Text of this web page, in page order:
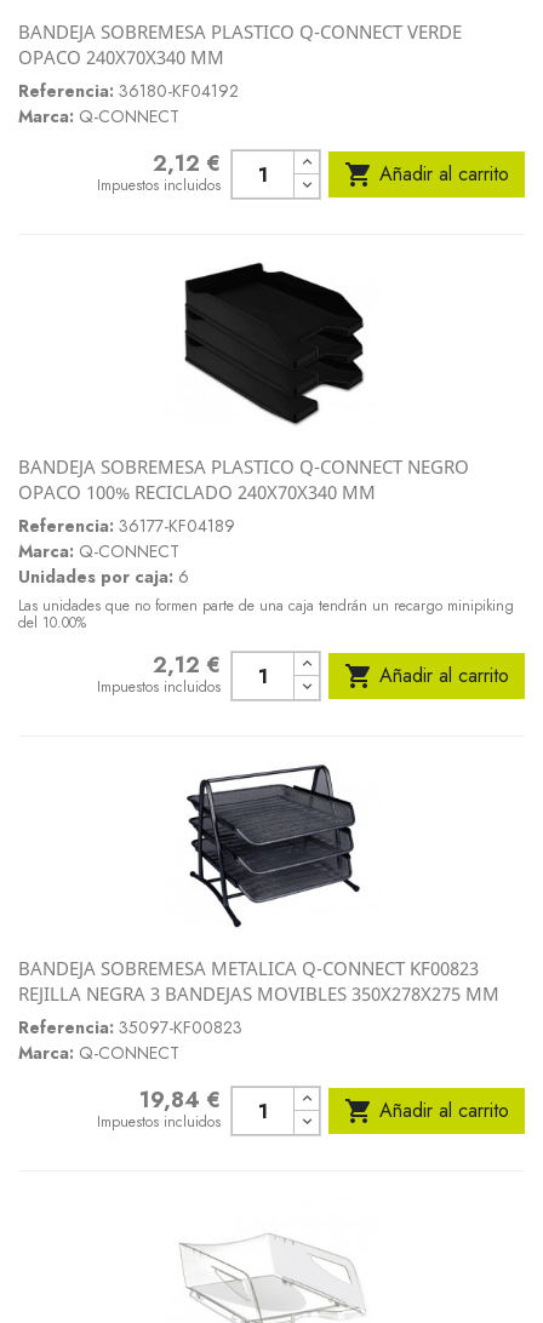
BANDEJA SOBREMESA PLASTICO Q-CONNECT VERDE
OPACO 240X70X340 MM
Referencia: 36180-KF04192
Marca: Q-CONNECT
2,12 €
Impuestos incluidos  Añadir al carrito
BANDEJA SOBREMESA PLASTICO Q-CONNECT NEGRO
OPACO 100% RECICLADO 240X70X340 MM
Referencia: 36177-KF04189
Marca: Q-CONNECT
Unidades por caja: 6
Las unidades que no formen parte de una caja tendrán un recargo minipiking
del 10.00%
2,12 €
Impuestos incluidos  Añadir al carrito
BANDEJA SOBREMESA METALICA Q-CONNECT KF00823
REJILLA NEGRA 3 BANDEJAS MOVIBLES 350X278X275 MM
Referencia: 35097-KF00823
Marca: Q-CONNECT
Precio19,84 €
Impuestos incluidos  Añadir al carrito